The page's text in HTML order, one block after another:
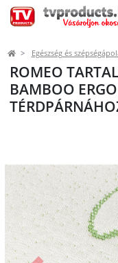
Egészség és
ROMEO
BAMBOO